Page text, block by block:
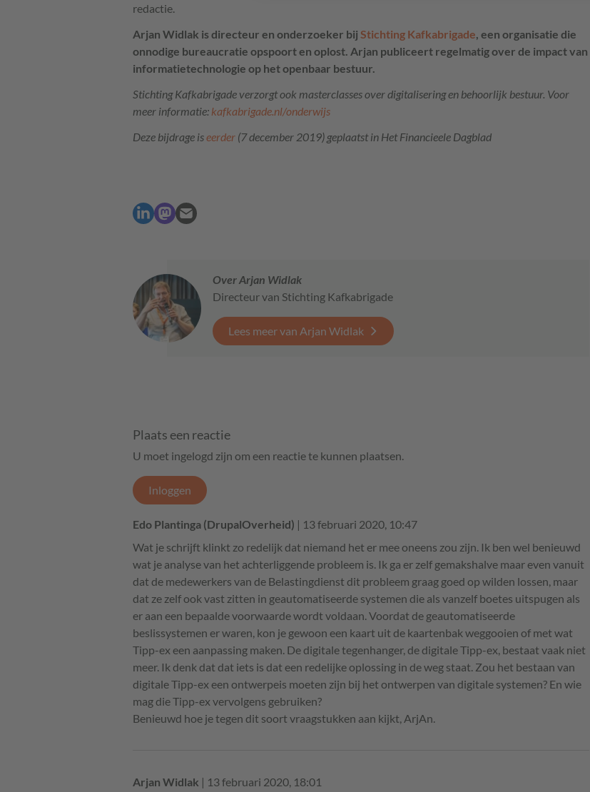
redactie.
Arjan Widlak is directeur en onderzoeker bij Stichting Kafkabrigade , een organisatie die
onnodige bureaucratie opspoort en oplost. Arjan publiceert regelmatig over de impact van
informatietechnologie op het openbaar bestuur.
Stichting Kafkabrigade verzorgt ook masterclasses over digitalisering en behoorlijk bestuur. Voor
meer informatie: kafkabrigade.nl/onderwijs
Deze bijdrage iseerder (7 december 2019) geplaatst in Het Financieele Dagblad
Over Arjan Widlak
Directeur van Stichting Kafkabrigade
Lees meer van Arjan Widlak
Plaats een reactie
U moet ingelogd zijn om een reactie te kunnen plaatsen.
Inloggen
Edo Plantinga (DrupalOverheid) | 13 februari 2020, 10:47
Wat je schrijft klinkt zo redelijk dat niemand het er mee oneens zou zijn. Ik ben wel benieuwd
wat je analyse van het achterliggende probleem is. Ik ga er zelf gemakshalve maar even vanuit
dat de medewerkers van de Belastingdienst dit probleem graag goed op wilden lossen, maar
dat ze zelf ook vast zitten in geautomatiseerde systemen die als vanzelf boetes uitspugen als
er aan een bepaalde voorwaarde wordt voldaan. Voordat de geautomatiseerde
beslissystemen er waren, kon je gewoon een kaart uit de kaartenbak weggooien of met wat
Tipp-ex een aanpassing maken. De digitale tegenhanger, de digitale Tipp-ex, bestaat vaak niet
meer. Ik denk dat dat iets is dat een redelijke oplossing in de weg staat. Zou het bestaan van
digitale Tipp-ex een ontwerpeis moeten zijn bij het ontwerpen van digitale systemen? En wie
mag die Tipp-ex vervolgens gebruiken?
Benieuwd hoe je tegen dit soort vraagstukken aan kijkt, ArjAn.
Arjan Widlak | 13 februari 2020, 18:01